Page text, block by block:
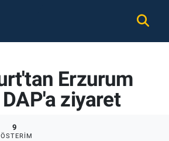
Erzurum
ziyaret
9